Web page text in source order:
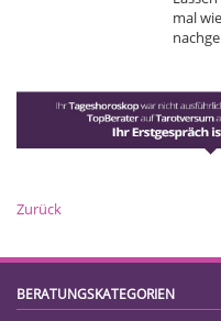
mal
Zurück
BERATUNGSKATEGORIEN